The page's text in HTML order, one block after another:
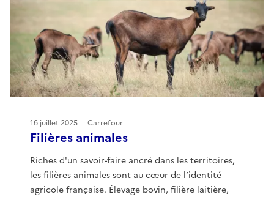
Filières animales
Riches d'un savoir-faire ancré dans les territoires,
les filières animales sont au cœur de l’identité
agricole française. Élevage bovin, filière laitière,
16 juillet 2025 Carrefour